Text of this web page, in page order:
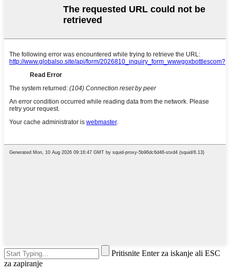
Pritisnite Enter za iskanje ali ESC
za zapiranje